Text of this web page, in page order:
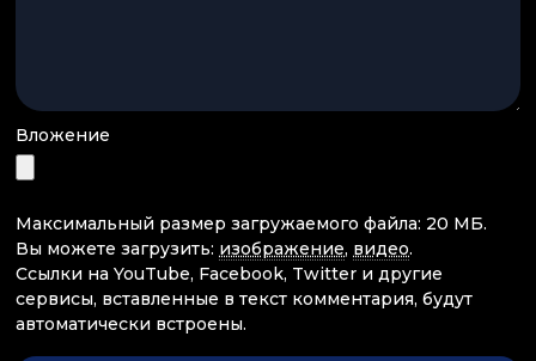
Вложение
Максимальный размер загружаемого файла: 20 МБ.
Вы можете загрузить: изображение, видео.
Ссылки на YouTube, Facebook, Twitter и другие
сервисы, вставленные в текст комментария, будут
автоматически встроены.